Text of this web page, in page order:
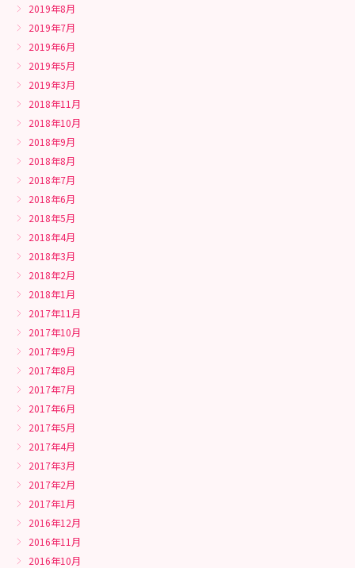
2019年8月
2019年7月
2019年6月
2019年5月
2019年3月
2018年11月
2018年10月
2018年9月
2018年8月
2018年7月
2018年6月
2018年5月
2018年4月
2018年3月
2018年2月
2018年1月
2017年11月
2017年10月
2017年9月
2017年8月
2017年7月
2017年6月
2017年5月
2017年4月
2017年3月
2017年2月
2017年1月
2016年12月
2016年11月
2016年10月